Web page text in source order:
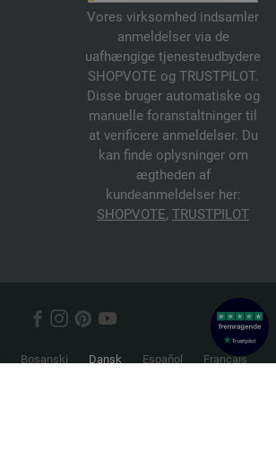
Vores virksomhed indsamler
anmeldelser via de
uafhængige tjenesteudbydere
SHOPVOTE og TRUSTPILOT.
Disse bruger automatiske og
manuelle foranstaltninger til
at verificere anmeldelser. Du
kan finde oplysninger om
ægtheden af
kundeanmeldelser her:
SHOPVOTE, TRUSTPILOT
Bosanski Dansk Español
Français